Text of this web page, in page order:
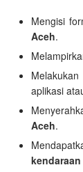
Mengisi
Aceh.
aplikasi
Aceh.